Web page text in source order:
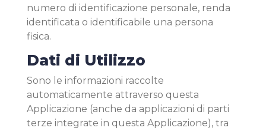
numero di identificazione personale, renda
identificata o identificabile una persona
fisica.
Dati di Utilizzo
Sono le informazioni raccolte
automaticamente attraverso questa
Applicazione (anche da applicazioni di parti
terze integrate in questa Applicazione), tra